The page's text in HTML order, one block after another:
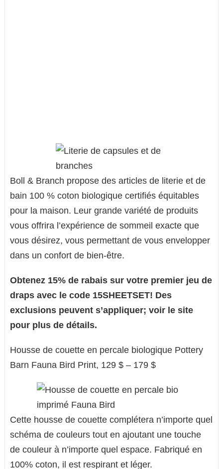
Boll & Branch propose des articles de literie et de
bain 100 % coton biologique certifiés équitables
pour la maison. Leur grande variété de produits
vous offrira l’expérience de sommeil exacte que
vous désirez, vous permettant de vous envelopper
dans un confort de bien-être.
Obtenez 15% de rabais sur votre premier jeu de
draps avec le code 15SHEETSET! Des
exclusions peuvent s’appliquer; voir le site
pour plus de détails.
Housse de couette en percale biologique Pottery
Barn Fauna Bird Print, 129 $ – 179 $
Cette housse de couette complétera n’importe quel
schéma de couleurs tout en ajoutant une touche
de couleur à n’importe quel espace. Fabriqué en
100% coton, il est respirant et léger.